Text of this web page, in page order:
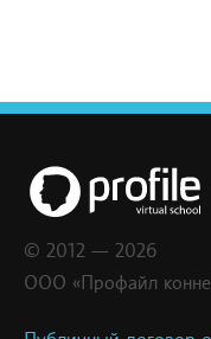
© 2012 — 2026
ООО «Профайл